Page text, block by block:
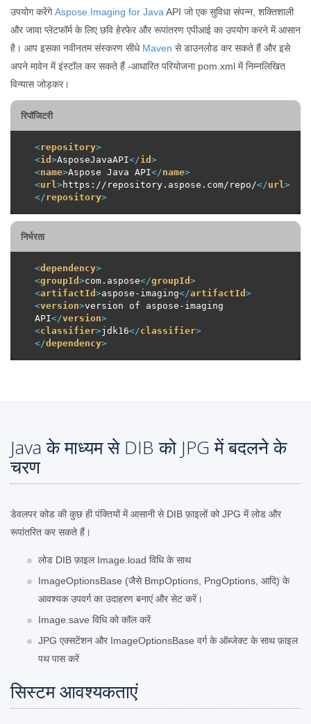
उपयोग करेंगेAspose.Imaging for Java API जो एक सुविधा संपन्न, शक्तिशाली
और जावा प्लेटफॉर्म के लिए छवि हेरफेर और रूपांतरण एपीआई का उपयोग करने में आसान
है। आप इसका नवीनतम संस्करण सीधे Maven से डाउनलोड कर सकते हैं और इसे
अपने मावेन में इंस्टॉल कर सकते हैं -आधारित परियोजना pom.xml में निम्नलिखित
विन्यास जोड़कर।
रिपॉजिटरी
<repository>
<id >AsposeJavaAPI</id >
<name>Aspose Java API</name>
<url >https://repository.aspose.com/repo/</url >
</repository>
निर्भरता
<dependency>
<groupId >com.aspose</groupId >
<artifactId >aspose-imaging</artifactId >
<version>version of aspose-imaging
API</version>
<classifier>jdk16</classifier>
</dependency>
Java के माध्यम से DIB को JPG में बदलने के
चरण
डेवलपर कोड की कुछ ही पंक्तियों में आसानी से DIB फ़ाइलों को JPG में लोड और
रूपांतरित कर सकते हैं।
लोड DIB फ़ाइल Image.load विधि के साथ
ImageOptionsBase (जैसे BmpOptions, PngOptions, आदि) के
आवश्यक उपवर्ग का उदाहरण बनाएं और सेट करें।
Image.save विधि को कॉल करें
JPG एक्सटेंशन और ImageOptionsBase वर्ग के ऑब्जेक्ट के साथ फ़ाइल
पथ पास करें
सिस्टम आवश्यकताएं